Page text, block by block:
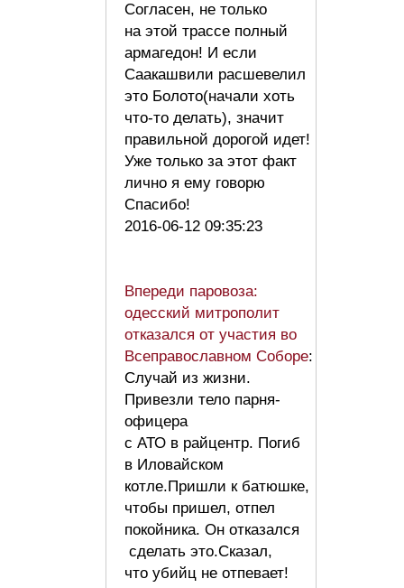
Согласен, не только
на этой трассе полный
армагедон! И если
Саакашвили расшевелил
это Болото(начали хоть
что-то делать), значит
правильной дорогой идет!
Уже только за этот факт
лично я ему говорю
Спасибо!
2016-06-12 09:35:23
Впереди паровоза:
одесский митрополит
отказался от участия во
Всеправославном Соборе:
Случай из жизни.
Привезли тело парня-
офицера
с АТО в райцентр. Погиб
в Иловайском
котле.Пришли к батюшке,
чтобы пришел, отпел
покойника. Он отказался
сделать это.Сказал,
что убийц не отпевает!